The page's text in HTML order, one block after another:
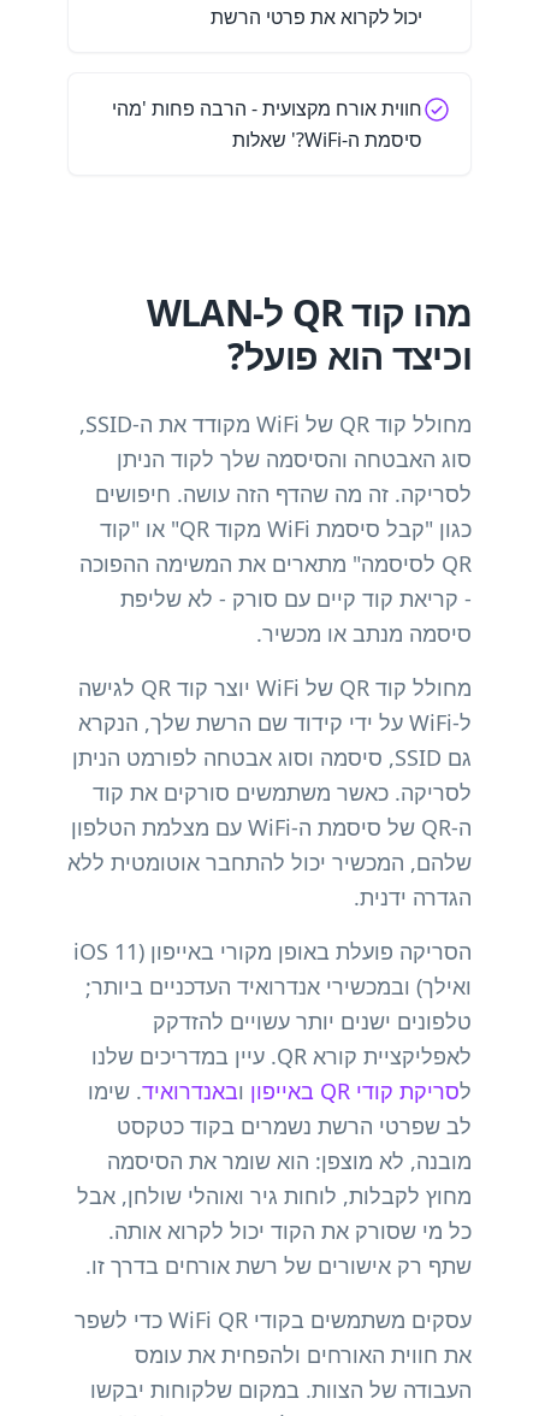
יכול לקרוא את פרטי הרשת
חווית אורח מקצועית - הרבה פחות 'מהי
סיסמת ה-WiFi?' שאלות
מהו קוד QR ל-WLAN
וכיצד הוא פועל?
מחולל קוד QR של WiFi מקודד את ה-SSID,
סוג האבטחה והסיסמה שלך לקוד הניתן
לסריקה. זה מה שהדף הזה עושה. חיפושים
כגון "קבל סיסמת WiFi מקוד QR" או "קוד
QR לסיסמה" מתארים את המשימה ההפוכה
- קריאת קוד קיים עם סורק - לא שליפת
סיסמה מנתב או מכשיר.
מחולל קוד QR של WiFi יוצר קוד QR לגישה
ל-WiFi על ידי קידוד שם הרשת שלך, הנקרא
גם SSID, סיסמה וסוג אבטחה לפורמט הניתן
לסריקה. כאשר משתמשים סורקים את קוד
ה-QR של סיסמת ה-WiFi עם מצלמת הטלפון
שלהם, המכשיר יכול להתחבר אוטומטית ללא
הגדרה ידנית.
הסריקה פועלת באופן מקורי באייפון (iOS 11
ואילך) ובמכשירי אנדרואיד העדכניים ביותר;
טלפונים ישנים יותר עשויים להזדקק
לאפליקציית קורא QR. עיין במדריכים שלנו
לסריקת קודי QR באייפון ובאנדרואיד. שימו
לב שפרטי הרשת נשמרים בקוד כטקסט
מובנה, לא מוצפן: הוא שומר את הסיסמה
מחוץ לקבלות, לוחות גיר ואוהלי שולחן, אבל
כל מי שסורק את הקוד יכול לקרוא אותה.
שתף רק אישורים של רשת אורחים בדרך זו.
עסקים משתמשים בקודי WiFi QR כדי לשפר
את חווית האורחים ולהפחית את עומס
העבודה של הצוות. במקום שלקוחות יבקשו